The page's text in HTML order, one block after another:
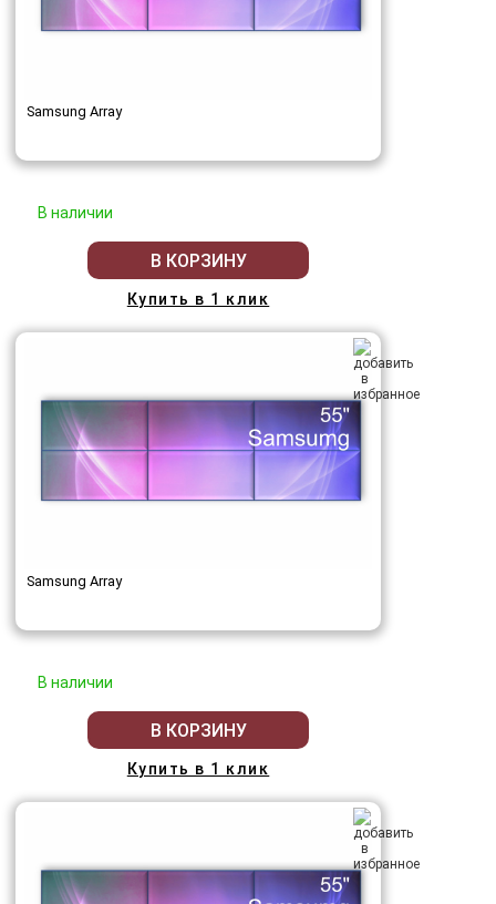
Samsung Array
В наличии
В КОРЗИНУ
Купить в 1 клик
Samsung Array
В наличии
В КОРЗИНУ
Купить в 1 клик